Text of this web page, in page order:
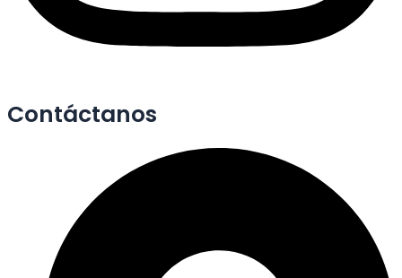
Contáctanos